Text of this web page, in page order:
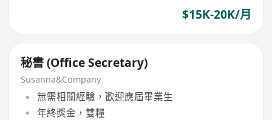
$15K-20K/月
秘書 (Office Secretary)
Susanna&Company
無需相關經驗，歡迎應屆畢業生
年終獎金，雙糧